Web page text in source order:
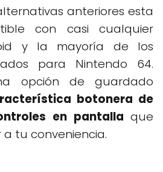
anteriores esta
con casi cualquier
y la mayoría de los
para Nintendo 64.
opción de guardado
botonera de
en pantalla que
tu conveniencia.